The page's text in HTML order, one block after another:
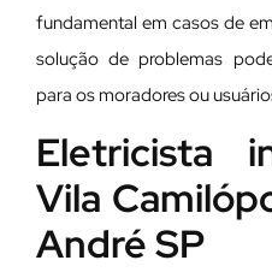
fundamental em casos de
solução de problemas
para os moradores ou
Eletricista
Vila
André SP